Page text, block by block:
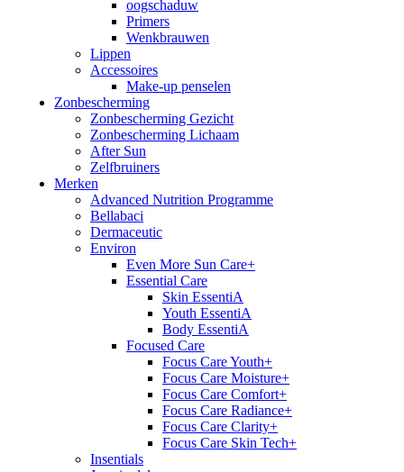
oogschaduw
Primers
Wenkbrauwen
Lippen
Accessoires
Make-up penselen
Zonbescherming
Zonbescherming Gezicht
Zonbescherming Lichaam
After Sun
Zelfbruiners
Merken
Advanced Nutrition Programme
Bellabaci
Dermaceutic
Environ
Even More Sun Care+
Essential Care
Skin EssentiA
Youth EssentiA
Body EssentiA
Focused Care
Focus Care Youth+
Focus Care Moisture+
Focus Care Comfort+
Focus Care Radiance+
Focus Care Clarity+
Focus Care Skin Tech+
Insentials